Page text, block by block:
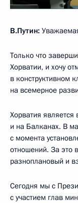
В.Путин:
Только что
Хорватии, и хочу
в конструктивном
на всемерное
Хорватия
и на Балканах. В
с момента
отношений. За это
разноплановый и
Сегодня мы с
с участием глав